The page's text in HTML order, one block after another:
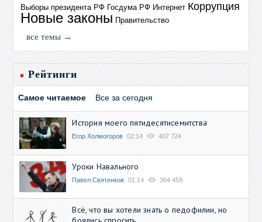
Выборы президента РФ Госдума РФ Интернет Коррупция
Новые законы Правительство
все темы →
Рейтинги
Самое читаемое Все за сегодня
История моего пятидесятисемитства
Егор Холмогоров 02:14 407 724
Уроки Навального
Павел Святенков 01:14 364 459
Всё, что вы хотели знать о педофилии, но